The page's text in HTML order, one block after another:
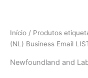
Início / Produtos
(NL) Business Email
Newfoundland and